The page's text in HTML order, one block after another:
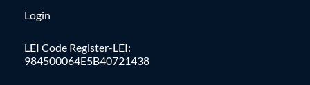
Login
LEI Code Register-LEI:
984500064E5B40721438